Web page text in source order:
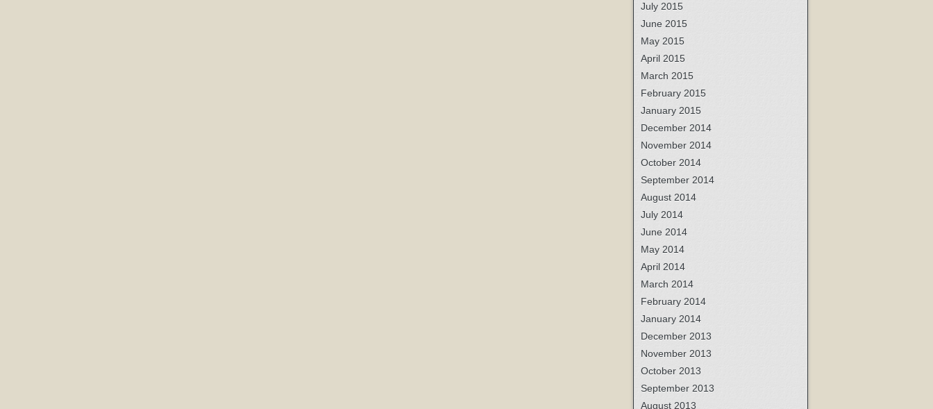
July 2015
June 2015
May 2015
April 2015
March 2015
February 2015
January 2015
December 2014
November 2014
October 2014
September 2014
August 2014
July 2014
June 2014
May 2014
April 2014
March 2014
February 2014
January 2014
December 2013
November 2013
October 2013
September 2013
August 2013